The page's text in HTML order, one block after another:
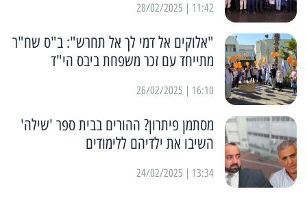
11:42 | 28/02/2025
"אלוקים אל דמי לך אל תחרש": ב"ס שח"ר
מתייחד עם זכר משפחת ביבס הי"ד
16:10 | 26/02/2025
מסתמן פיתרון? ההורים בבית ספר 'שילה'
השיבו את ילדיהם ללימודים
13:34 | 24/02/2025